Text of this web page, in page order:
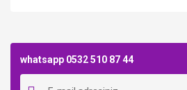
whatsapp 0532 510 87 44